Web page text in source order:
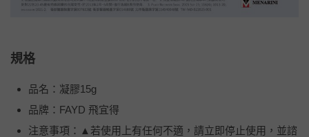
規格
品名：凝膠15g
品牌：FAYD 飛宜得
注意事項：▲若使用上有任何不適，請立即停止使用，並諮